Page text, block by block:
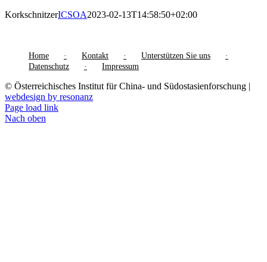
KorkschnitzerICSOA2023-02-13T14:58:50+02:00
Home Kontakt
Unterstützen Sie uns
Datenschutz
Impressum
© Österreichisches Institut für China- und Südostasienforschung |
webdesign by resonanz
Page load link
Nach oben